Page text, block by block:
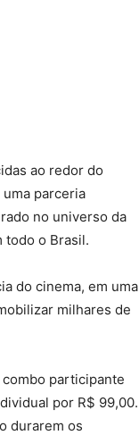
ao redor do
parceria
no universo da
todo o Brasil.
do cinema, em uma
milhares de
participante
por R$ 99,00.
durarem os